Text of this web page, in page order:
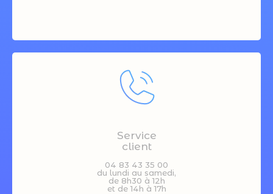
Service
client
04 83 43 35 00
du lundi au samedi,
de 8h30 à 12h
et de 14h à 17h